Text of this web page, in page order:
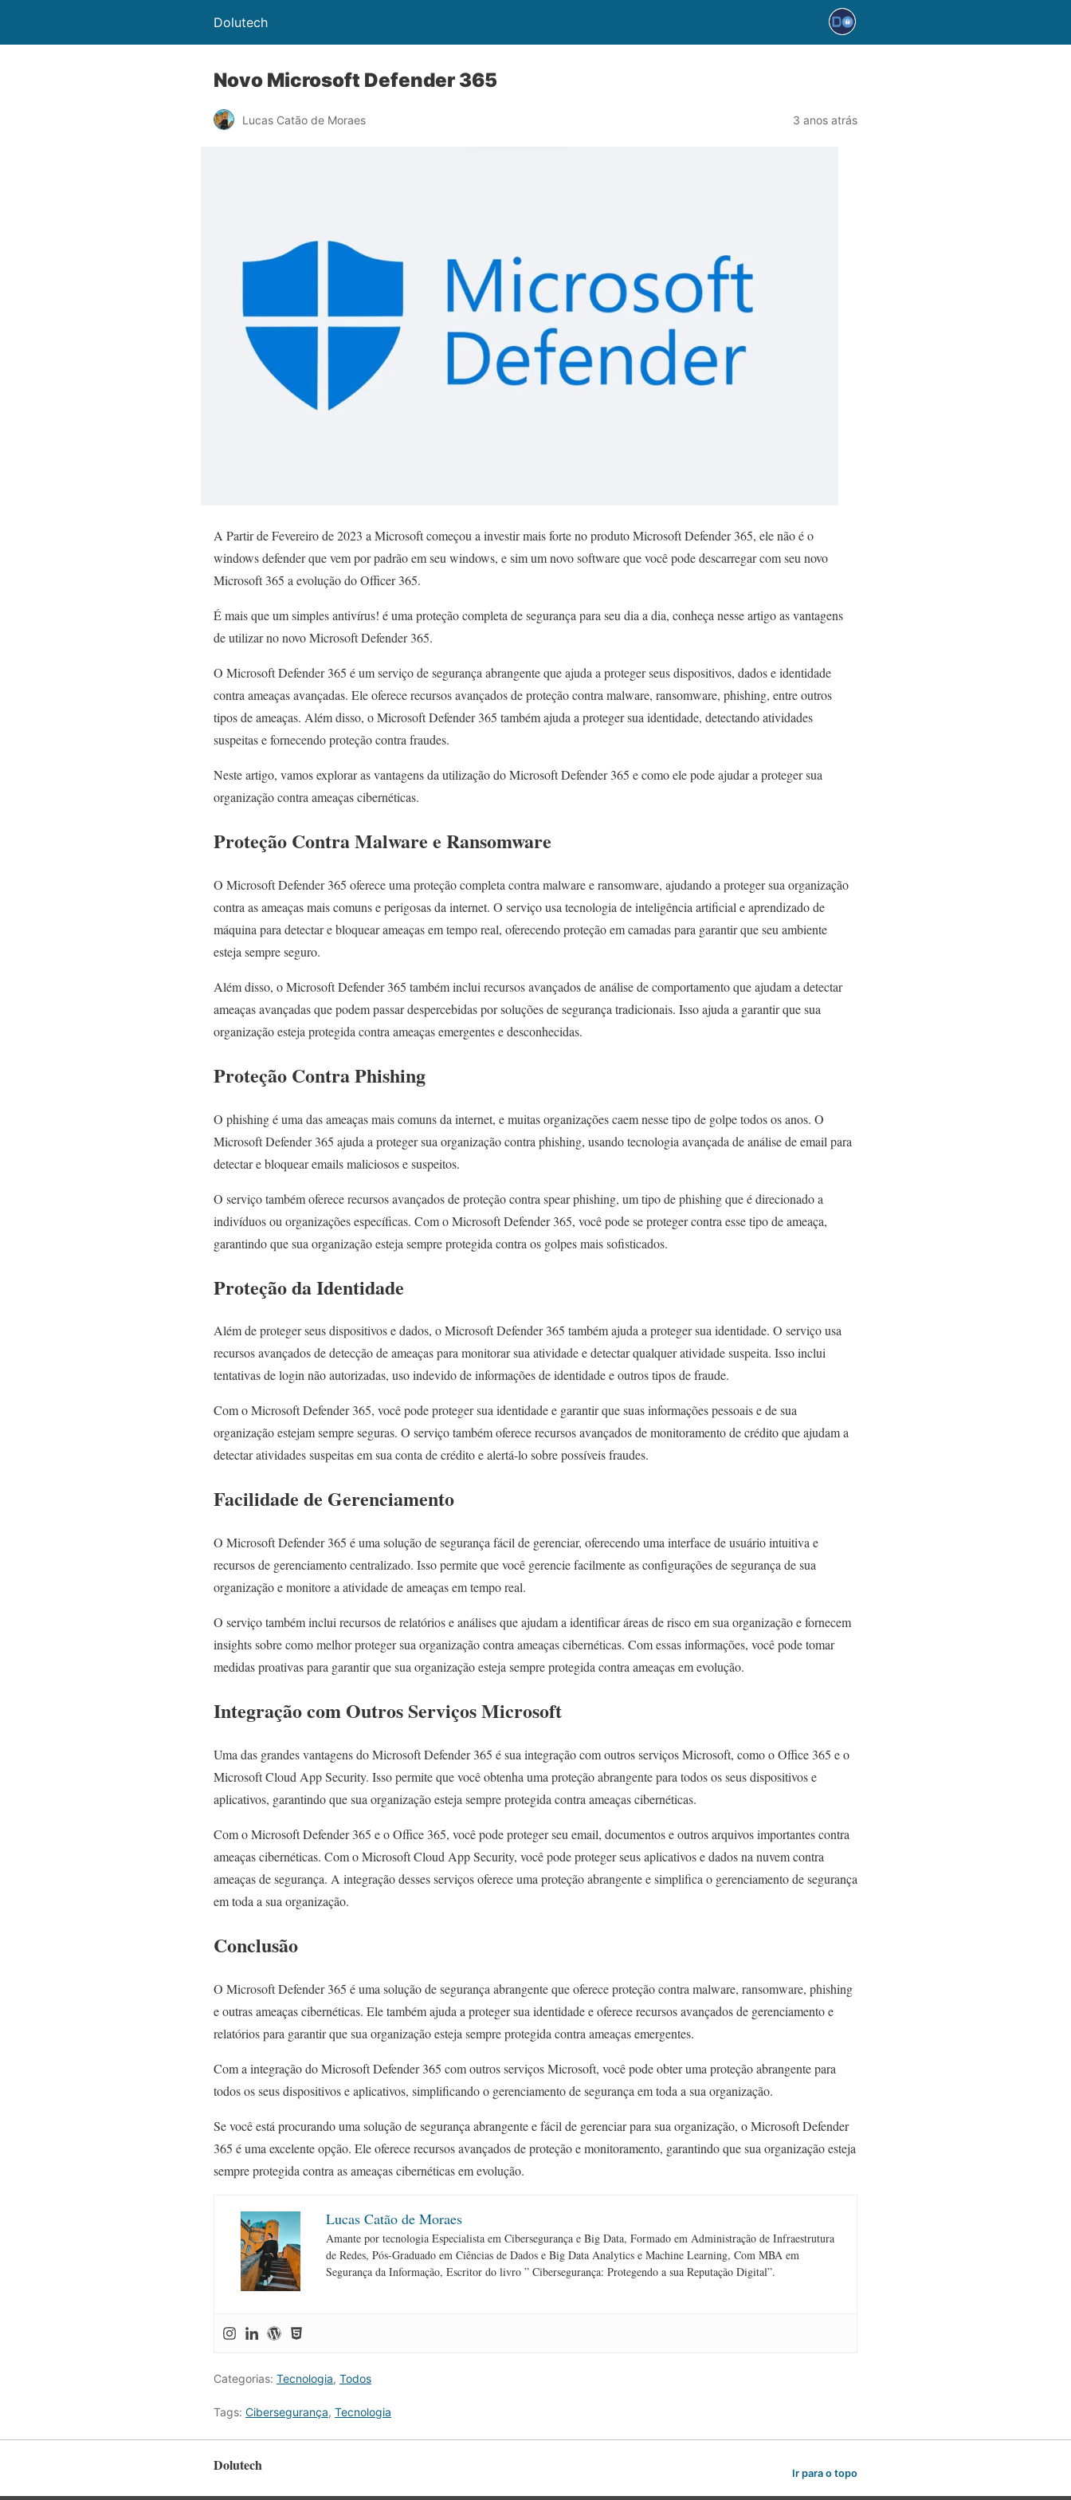
Dolutech
Novo Microsoft Defender 365
Lucas Catão de Moraes 3 anos atrás
A Partir de Fevereiro de 2023 a Microsoft começou a investir mais forte no produto Microsoft Defender 365, ele não é o
windows defender que vem por padrão em seu windows, e sim um novo software que você pode descarregar com seu novo
Microsoft 365 a evolução do Officer 365.
É mais que um simples antivírus! é uma proteção completa de segurança para seu dia a dia, conheça nesse artigo as vantagens
de utilizar no novo Microsoft Defender 365.
O Microsoft Defender 365 é um serviço de segurança abrangente que ajuda a proteger seus dispositivos, dados e identidade
contra ameaças avançadas. Ele oferece recursos avançados de proteção contra malware, ransomware, phishing, entre outros
tipos de ameaças. Além disso, o Microsoft Defender 365 também ajuda a proteger sua identidade, detectando atividades
suspeitas e fornecendo proteção contra fraudes.
Neste artigo, vamos explorar as vantagens da utilização do Microsoft Defender 365 e como ele pode ajudar a proteger sua
organização contra ameaças cibernéticas.
Proteção Contra Malware e Ransomware
O Microsoft Defender 365 oferece uma proteção completa contra malware e ransomware, ajudando a proteger sua organização
contra as ameaças mais comuns e perigosas da internet. O serviço usa tecnologia de inteligência artificial e aprendizado de
máquina para detectar e bloquear ameaças em tempo real, oferecendo proteção em camadas para garantir que seu ambiente
esteja sempre seguro.
Além disso, o Microsoft Defender 365 também inclui recursos avançados de análise de comportamento que ajudam a detectar
ameaças avançadas que podem passar despercebidas por soluções de segurança tradicionais. Isso ajuda a garantir que sua
organização esteja protegida contra ameaças emergentes e desconhecidas.
Proteção Contra Phishing
O phishing é uma das ameaças mais comuns da internet, e muitas organizações caem nesse tipo de golpe todos os anos. O
Microsoft Defender 365 ajuda a proteger sua organização contra phishing, usando tecnologia avançada de análise de email para
detectar e bloquear emails maliciosos e suspeitos.
O serviço também oferece recursos avançados de proteção contra spear phishing, um tipo de phishing que é direcionado a
indivíduos ou organizações específicas. Com o Microsoft Defender 365, você pode se proteger contra esse tipo de ameaça,
garantindo que sua organização esteja sempre protegida contra os golpes mais sofisticados.
Proteção da Identidade
Além de proteger seus dispositivos e dados, o Microsoft Defender 365 também ajuda a proteger sua identidade. O serviço usa
recursos avançados de detecção de ameaças para monitorar sua atividade e detectar qualquer atividade suspeita. Isso inclui
tentativas de login não autorizadas, uso indevido de informações de identidade e outros tipos de fraude.
Com o Microsoft Defender 365, você pode proteger sua identidade e garantir que suas informações pessoais e de sua
organização estejam sempre seguras. O serviço também oferece recursos avançados de monitoramento de crédito que ajudam a
detectar atividades suspeitas em sua conta de crédito e alertá-lo sobre possíveis fraudes.
Facilidade de Gerenciamento
O Microsoft Defender 365 é uma solução de segurança fácil de gerenciar, oferecendo uma interface de usuário intuitiva e
recursos de gerenciamento centralizado. Isso permite que você gerencie facilmente as configurações de segurança de sua
organização e monitore a atividade de ameaças em tempo real.
O serviço também inclui recursos de relatórios e análises que ajudam a identificar áreas de risco em sua organização e fornecem
insights sobre como melhor proteger sua organização contra ameaças cibernéticas. Com essas informações, você pode tomar
medidas proativas para garantir que sua organização esteja sempre protegida contra ameaças em evolução.
Integração com Outros Serviços Microsoft
Uma das grandes vantagens do Microsoft Defender 365 é sua integração com outros serviços Microsoft, como o Office 365 e o
Microsoft Cloud App Security. Isso permite que você obtenha uma proteção abrangente para todos os seus dispositivos e
aplicativos, garantindo que sua organização esteja sempre protegida contra ameaças cibernéticas.
Com o Microsoft Defender 365 e o Office 365, você pode proteger seu email, documentos e outros arquivos importantes contra
ameaças cibernéticas. Com o Microsoft Cloud App Security, você pode proteger seus aplicativos e dados na nuvem contra
ameaças de segurança. A integração desses serviços oferece uma proteção abrangente e simplifica o gerenciamento de segurança
em toda a sua organização.
Conclusão
O Microsoft Defender 365 é uma solução de segurança abrangente que oferece proteção contra malware, ransomware, phishing
e outras ameaças cibernéticas. Ele também ajuda a proteger sua identidade e oferece recursos avançados de gerenciamento e
relatórios para garantir que sua organização esteja sempre protegida contra ameaças emergentes.
Com a integração do Microsoft Defender 365 com outros serviços Microsoft, você pode obter uma proteção abrangente para
todos os seus dispositivos e aplicativos, simplificando o gerenciamento de segurança em toda a sua organização.
Se você está procurando uma solução de segurança abrangente e fácil de gerenciar para sua organização, o Microsoft Defender
365 é uma excelente opção. Ele oferece recursos avançados de proteção e monitoramento, garantindo que sua organização esteja
sempre protegida contra as ameaças cibernéticas em evolução.
Lucas Catão de Moraes
Amante por tecnologia Especialista em Cibersegurança e Big Data, Formado em Administração de Infraestrutura
de Redes, Pós-Graduado em Ciências de Dados e Big Data Analytics e Machine Learning, Com MBA em
Segurança da Informação, Escritor do livro ” Cibersegurança: Protegendo a sua Reputação Digital”.
Categorias: Tecnologia, Todos
Tags: Cibersegurança, Tecnologia
Dolutech Ir para o topo